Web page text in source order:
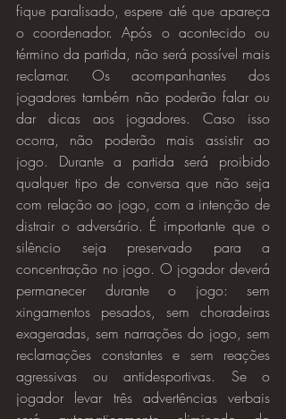
fique paralisado, espere até que apareça
o coordenador. Após o acontecido ou
término da partida, não será possível mais
reclamar. Os acompanhantes dos
jogadores também não poderão falar ou
dar dicas aos jogadores. Caso isso
ocorra, não poderão mais assistir ao
jogo. Durante a partida será proibido
qualquer tipo de conversa que não seja
com relação ao jogo, com a intenção de
distrair o adversário. É importante que o
silêncio seja preservado para a
concentração no jogo. O jogador deverá
permanecer durante o jogo: sem
xingamentos pesados, sem choradeiras
exageradas, sem narrações do jogo, sem
reclamações constantes e sem reações
agressivas ou antidesportivas. Se o
jogador levar três advertências verbais